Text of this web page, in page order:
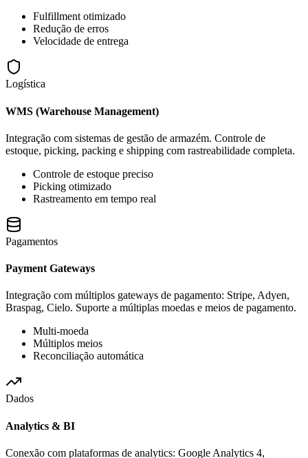
Fulfillment otimizado
Redução de erros
Velocidade de entrega
Logística
WMS (Warehouse Management)
Integração com sistemas de gestão de armazém. Controle de
estoque, picking, packing e shipping com rastreabilidade completa.
Controle de estoque preciso
Picking otimizado
Rastreamento em tempo real
Pagamentos
Payment Gateways
Integração com múltiplos gateways de pagamento: Stripe, Adyen,
Braspag, Cielo. Suporte a múltiplas moedas e meios de pagamento.
Multi-moeda
Múltiplos meios
Reconciliação automática
Dados
Analytics & BI
Conexão com plataformas de analytics: Google Analytics 4,